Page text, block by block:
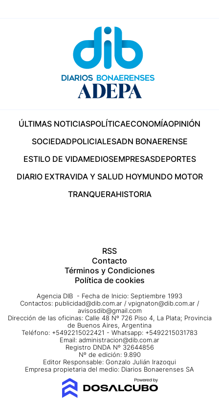
ÚLTIMAS NOTICIASPOLÍTICAECONOMÍAOPINIÓN
SOCIEDADPOLICIALESADN BONAERENSE
ESTILO DE VIDAMEDIOSEMPRESASDEPORTES
DIARIO EXTRAVIDA Y SALUD HOYMUNDO MOTOR
TRANQUERAHISTORIA
RSS
Contacto
Términos y Condiciones
Política de cookies
Agencia DIB - Fecha de Inicio: Septiembre 1993
Contactos: publicidad@dib.com.ar / vpignaton@dib.com.ar /
avisosdib@gmail.com
Dirección de las oficinas: Calle 48 Nº 726 Piso 4, La Plata; Provincia
de Buenos Aires, Argentina
Teléfono: +5492215022421 - Whatsapp: +5492215031783
Email: administracion@dib.com.ar
Registro DNDA Nº 32644856
Nº de edición: 9.890
Editor Responsable: Gonzalo Julián Irazoqui
Empresa propietaria del medio: Diarios Bonaerenses SA